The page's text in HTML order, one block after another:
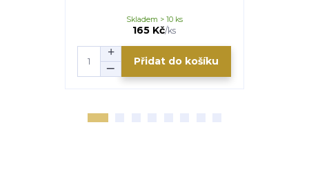
165 Kč/ks
Skladem > 10 ks
Přidat do košíku